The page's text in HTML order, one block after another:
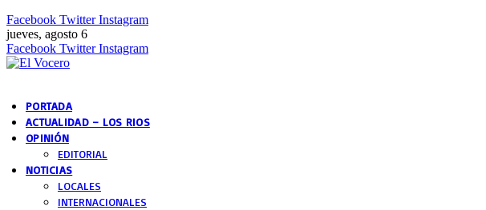
Facebook Twitter Instagram
jueves, agosto 6
Facebook Twitter Instagram
PORTADA
ACTUALIDAD – LOS RIOS
OPINIÓN
EDITORIAL
NOTICIAS
LOCALES
INTERNACIONALES